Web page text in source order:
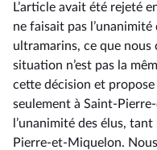
L’article avait été rejeté
ne faisait pas
ultramarins, ce que
situation n’est pas la
cette décision et
seulement à Saint-
l’unanimité des élus,
Pierre-et-Miquelon.